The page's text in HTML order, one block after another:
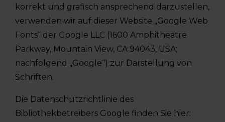
korrekt und grafisch ansprechend darzustellen,
verwenden wir auf dieser Website „Google Web
Fonts“ der Google LLC (1600 Amphitheatre
Parkway, Mountain View, CA 94043, USA;
nachfolgend „Google“) zur Darstellung von
Schriften.
Die Datenschutzrichtlinie des
Bibliothekbetreibers Google finden Sie hier: